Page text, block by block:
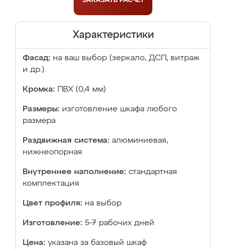
Характеристики
Фасад: на ваш выбор (зеркало, ДСП, витраж
и др.)
Кромка: ПВХ (0,4 мм)
Размеры: изготовление шкафа любого
размера
Раздвижная система: алюминиевая,
нижнеопорная
Внутреннее наполнение: стандартная
комплектация
Цвет профиля: на выбор
Изготовление: 5-7 рабочих дней
Цена: указана за базовый шкаф